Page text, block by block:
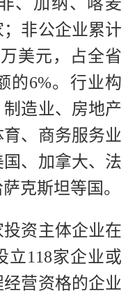
、加纳、喀麦
非公企业累计
美元，占全省
的6%。行业构
造业、房地产
、商务服务业
、加拿大、法
克斯坦等国。
投资主体企业在
立118家企业或
营资格的企业